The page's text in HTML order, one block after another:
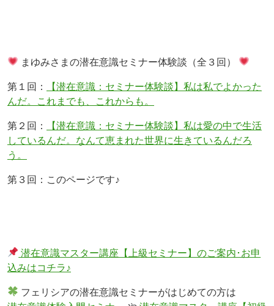
まゆみさまの潜在意識セミナー体験談（全３回）
第１回：
【潜在意識：セミナー体験談】私は私でよかった
んだ。これまでも、これからも。
第２回：
【潜在意識：セミナー体験談】私は愛の中で生活
しているんだ。なんて恵まれた世界に生きているんだろ
う。
第３回：このページです♪
潜在意識マスター講座【上級セミナー】のご案内･お申
込みはコチラ♪
フェリシアの潜在意識セミナーがはじめての方は